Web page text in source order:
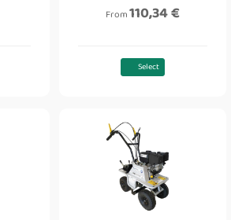
From110,34 €
Select